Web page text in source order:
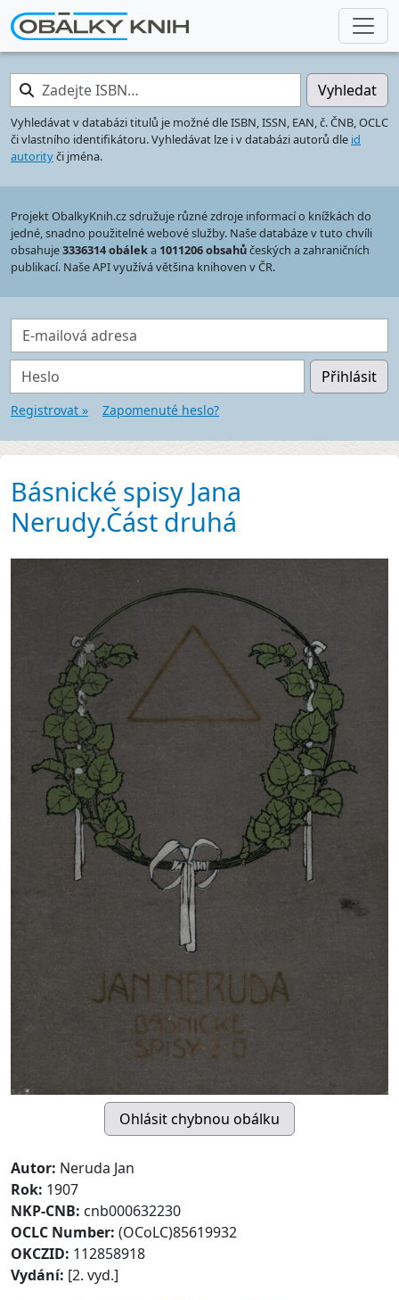
Zadejte ISBN… Vyhledat
Vyhledávat v databázi titulů je možné dle ISBN, ISSN, EAN, č. ČNB, OCLC
či vlastního identifikátoru. Vyhledávat lze i v databázi autorů dle id
autorityči jména.
Projekt ObalkyKnih.cz sdružuje různé zdroje informací o knížkách do
jedné, snadno použitelné webové služby. Naše databáze v tuto chvíli
obsahuje3336314 obáleka 1011206 obsahůčeských a zahraničních
publikací. Naše API využívá většina knihoven v ČR.
E-mailová adresa
Heslo Přihlásit
Registrovat » Zapomenuté heslo?
Básnické spisy Jana
Nerudy.Část druhá
Autor: Neruda Jan
Rok: 1907
NKP-CNB: cnb000632230
OCLC Number: (OCoLC)85619932
OKCZID: 112858918
Vydání: [2. vyd.]